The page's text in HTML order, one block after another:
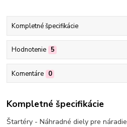
Kompletné špecifikácie
Hodnotenie 5
Komentáre 0
Kompletné špecifikácie
Štartéry - Náhradné diely pre náradie